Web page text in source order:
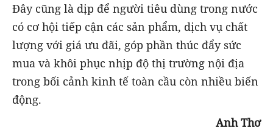
Đây cũng là dịp để người tiêu dùng trong nước
có cơ hội tiếp cận các sản phẩm, dịch vụ chất
lượng với giá ưu đãi, góp phần thúc đẩy sức
mua và khôi phục nhịp độ thị trường nội địa
trong bối cảnh kinh tế toàn cầu còn nhiều biến
động.
Anh Thơ